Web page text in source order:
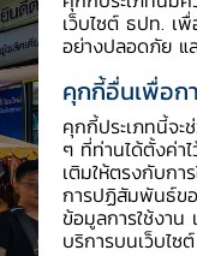
เว็บไซต์ ธปท. เพื่
อย่างปลอดภัย แ
คุกกี้อื่นเพื่อกา
คุกกี้ประเภทนี้จะ
ๆ ที่ท่านได้ตั้งค่า
เติมให้ตรงกับกา
การปฏิสัมพันธ์ขอ
ข้อมูลการใช้งาน
บริการบนเว็บไซต์